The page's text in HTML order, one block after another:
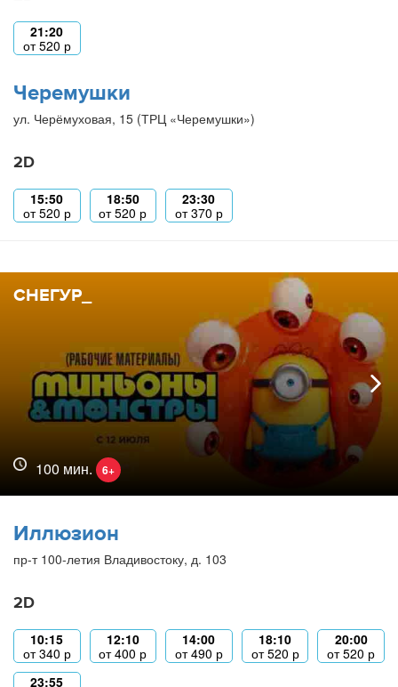
21:20
от520 р
Черемушки
ул. Черёмуховая, 15 (ТРЦ «Черемушки»)
2D
15:50
от520 р
18:50
от520 р
23:30
от370 р
СНЕГУР_
100 мин. 6+
Иллюзион
пр-т 100-летия Владивостоку, д. 103
2D
10:15
от340 р
12:10
от400 р
14:00
от490 р
18:10
от520 р
20:00
от520 р
23:55